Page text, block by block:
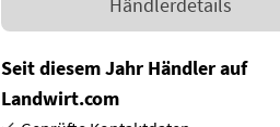
Händlerdetails
Seit diesem Jahr Händler auf
Landwirt.com